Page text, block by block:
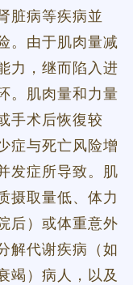
脏病等疾病並
。由于肌肉量减
力，继而陷入进
。肌肉量和力量
手术后恢復较
症与死亡风险增
发症所导致。肌
摄取量低、体力
后）或体重意外
解代谢疾病（如
竭）病人，以及